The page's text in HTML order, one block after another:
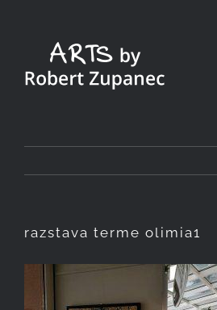
content
razstava terme olimia1